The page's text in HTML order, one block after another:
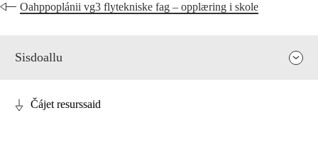
Oahppoplánii vg3 flytekniske fag – opplæring i skole
Sisdoallu
Čájet resurssaid